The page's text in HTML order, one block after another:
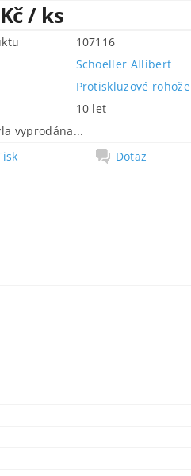
/ ks
107116
Schoeller Allibert
Protiskluzové rohože
10 let
vyprodána...
Dotaz